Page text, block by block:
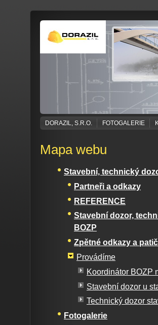
DORAZIL, S.R.O. FOTOGALERIE
Mapa webu
Stavební, technický
Partneři a odkazy
REFERENCE
Stavební dozor,
BOZP
Zpětné odkazy a
Provádíme
Koordinátor BOZP
Stavební dozor u
Technický dozor
Fotogalerie